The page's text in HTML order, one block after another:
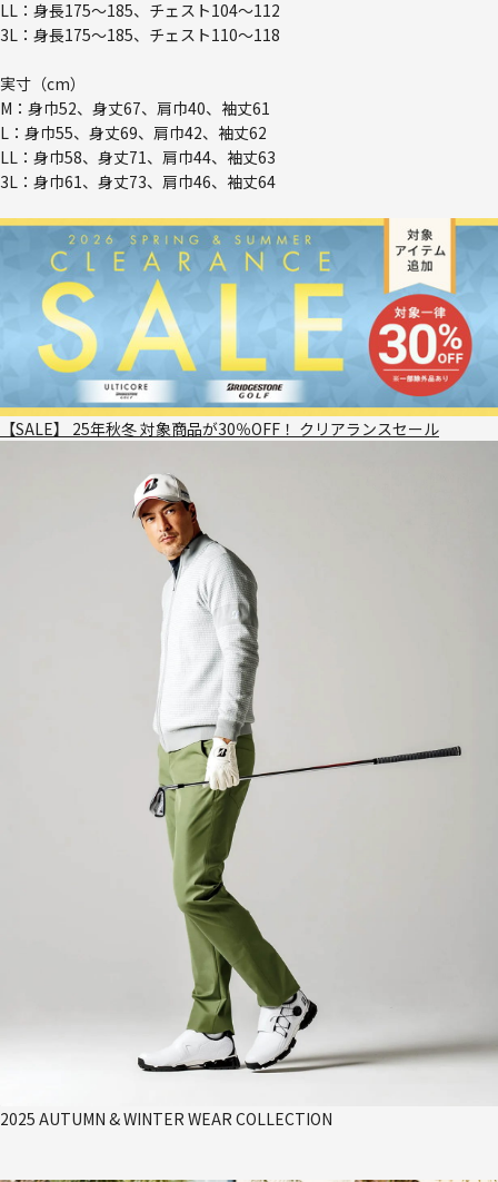
LL：身長175～185、チェスト104～112
3L：身長175～185、チェスト110～118
実寸（cm）
M：身巾52、身丈67、肩巾40、袖丈61
L：身巾55、身丈69、肩巾42、袖丈62
LL：身巾58、身丈71、肩巾44、袖丈63
3L：身巾61、身丈73、肩巾46、袖丈64
【SALE】 25年秋冬 対象商品が30％OFF！ クリアランスセール
2025 AUTUMN & WINTER WEAR COLLECTION